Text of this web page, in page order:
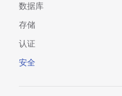
数据库
存储
认证
安全